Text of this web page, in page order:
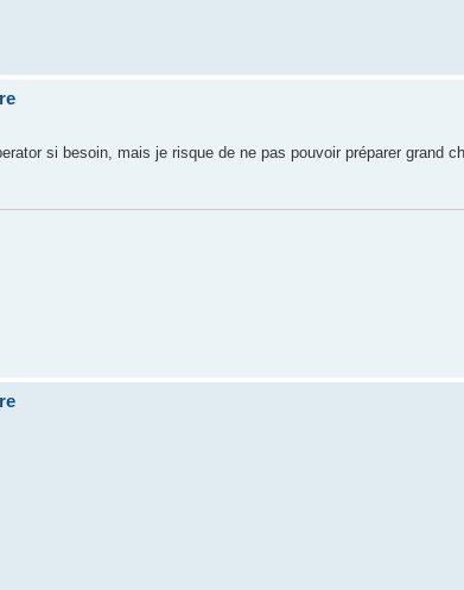
si besoin, mais je risque de ne pas pouvoir préparer grand